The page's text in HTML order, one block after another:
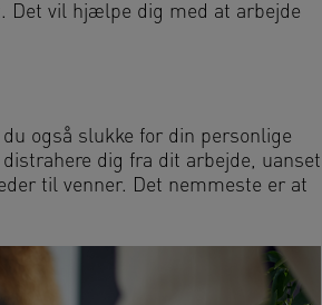
Det vil hjælpe dig med at arbejde
også slukke for din personlige
dig fra dit arbejde, uanset
til venner. Det nemmeste er at